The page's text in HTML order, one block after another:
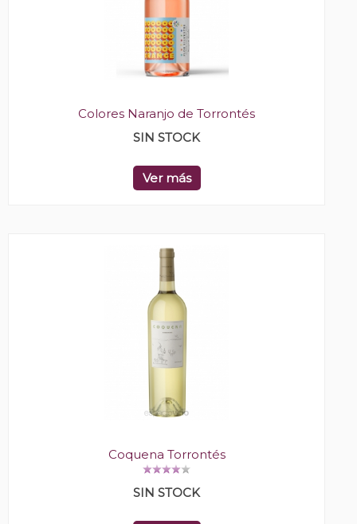
Colores Naranjo de Torrontés
SIN STOCK
Ver más
Coquena Torrontés
SIN STOCK